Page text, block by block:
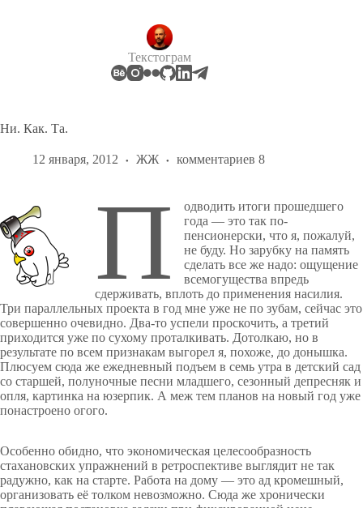
Текстограм
Ни. Как. Та.
12 января, 2012 ЖЖ комментариев 8
П
одводить итоги прошедшего
года — это так по-
пенсионерски, что я, пожалуй,
не буду. Но зарубку на память
сделать все же надо: ощущение
всемогущества впредь
сдерживать, вплоть до применения насилия.
Три параллельных проекта в год мне уже не по зубам, сейчас это
совершенно очевидно. Два-то успели проскочить, а третий
приходится уже по сухому проталкивать. Дотолкаю, но в
результате по всем признакам выгорел я, похоже, до донышка.
Плюсуем сюда же ежедневный подъем в семь утра в детский сад
со старшей, полуночные песни младшего, сезонный депресняк и
опля, картинка на юзерпик. А меж тем планов на новый год уже
понастроено огого.
Особенно обидно, что экономическая целесообразность
стахановских упражнений в ретроспективе выглядит не так
радужно, как на старте. Работа на дому — это ад кромешный,
организовать её толком невозможно. Сюда же хронически